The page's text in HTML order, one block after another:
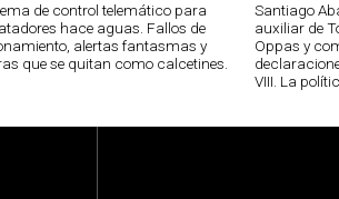
de control telemático para
hace aguas. Fallos de
alertas fantasmas y
que se quitan como calcetines.
Santiago
auxiliar de
Oppas y
VIII. La